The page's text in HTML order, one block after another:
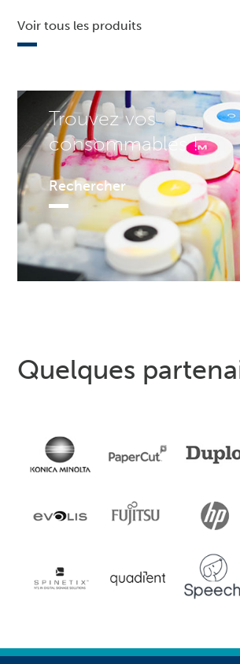
Trouvez vos
consommables !
Rechercher
Voir tous les produits
Quelques